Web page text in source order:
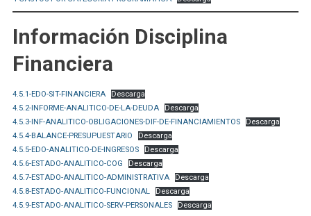
Información Disciplina
Financiera
4.5.1-EDO-SIT-FINANCIERA
Descarga
4.5.2-INFORME-ANALITICO-DE-LA-DEUDA
Descarga
4.5.3-INF-ANALITICO-OBLIGACIONES-DIF-DE-FINANCIAMIENTOS
Descarga
4.5.4-BALANCE-PRESUPUESTARIO
Descarga
4.5.5-EDO-ANALITICO-DE-INGRESOS
Descarga
4.5.6-ESTADO-ANALITICO-COG
Descarga
4.5.7-ESTADO-ANALITICO-ADMINISTRATIVA
Descarga
4.5.8-ESTADO-ANALITICO-FUNCIONAL
Descarga
4.5.9-ESTADO-ANALITICO-SERV-PERSONALES
Descarga